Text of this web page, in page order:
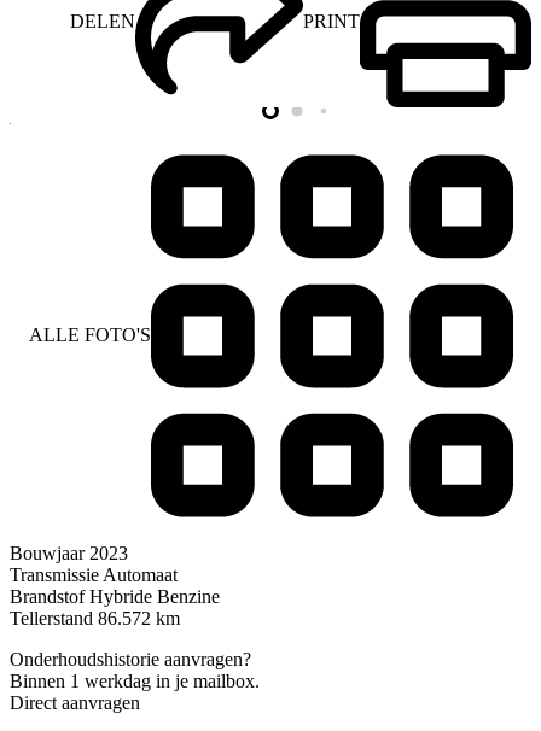
DELEN
PRINT
ALLE FOTO'S
Bouwjaar 2023
Transmissie Automaat
Brandstof Hybride Benzine
Tellerstand 86.572 km
Onderhoudshistorie aanvragen?
Binnen 1 werkdag in je mailbox.
Direct aanvragen